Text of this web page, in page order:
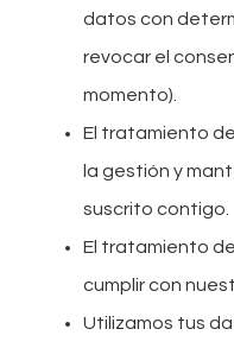
datos con
revocar el
momento).
El tratamiento
la gestión y
suscrito contigo.
El tratamiento
cumplir con
Utilizamos tus